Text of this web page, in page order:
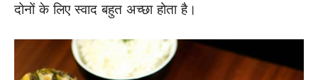
दोनों के लिए स्वाद बहुत अच्छा होता है।